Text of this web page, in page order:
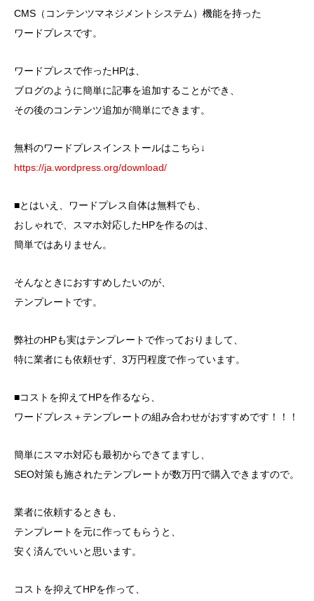
CMS（コンテンツマネジメントシステム）機能を持った
ワードプレスです。
ワードプレスで作ったHPは、
ブログのように簡単に記事を追加することができ、
その後のコンテンツ追加が簡単にできます。
無料のワードプレスインストールはこちら↓
https://ja.wordpress.org/download/
■とはいえ、ワードプレス自体は無料でも、
おしゃれで、スマホ対応したHPを作るのは、
簡単ではありません。
そんなときにおすすめしたいのが、
テンプレートです。
弊社のHPも実はテンプレートで作っておりまして、
特に業者にも依頼せず、3万円程度で作っています。
■コストを抑えてHPを作るなら、
ワードプレス＋テンプレートの組み合わせがおすすめです！！！
簡単にスマホ対応も最初からできてますし、
SEO対策も施されたテンプレートが数万円で購入できますので。
業者に依頼するときも、
テンプレートを元に作ってもらうと、
安く済んでいいと思います。
コストを抑えてHPを作って、